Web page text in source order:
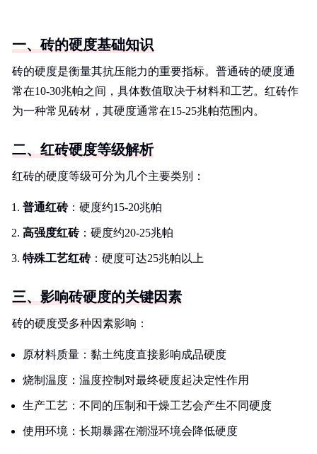
一、砖的硬度基础知识
砖的硬度是衡量其抗压能力的重要指标。普通砖的硬度通
常在10-30兆帕之间，具体数值取决于材料和工艺。红砖作
为一种常见砖材，其硬度通常在15-25兆帕范围内。
二、红砖硬度等级解析
红砖的硬度等级可分为几个主要类别：
普通红砖：硬度约15-20兆帕
高强度红砖：硬度约20-25兆帕
特殊工艺红砖：硬度可达25兆帕以上
三、影响砖硬度的关键因素
砖的硬度受多种因素影响：
原材料质量：黏土纯度直接影响成品硬度
烧制温度：温度控制对最终硬度起决定性作用
生产工艺：不同的压制和干燥工艺会产生不同硬度
使用环境：长期暴露在潮湿环境会降低硬度